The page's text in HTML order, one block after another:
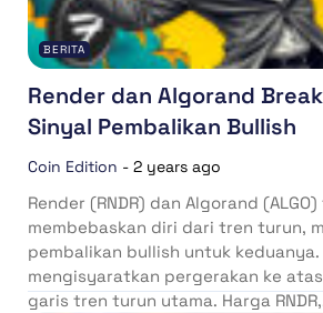
BERITA
Render dan Algorand
Sinyal Pembalikan Bullish
Coin Edition - 2 years ago
Render (RNDR) dan Algorand
membebaskan diri dari tren turun,
pembalikan bullish untuk keduanya.
mengisyaratkan pergerakan ke
garis tren turun utama. Harga